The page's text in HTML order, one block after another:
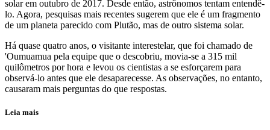
solar em outubro de 2017. Desde então, astrônomos tentam entendê-
lo. Agora, pesquisas mais recentes sugerem que ele é um fragmento
de um planeta parecido com Plutão, mas de outro sistema solar.
Há quase quatro anos, o visitante interestelar, que foi chamado de
'Oumuamua pela equipe que o descobriu, movia-se a 315 mil
quilômetros por hora e levou os cientistas a se esforçarem para
observá-lo antes que ele desaparecesse. As observações, no entanto,
causaram mais perguntas do que respostas.
Leia mais